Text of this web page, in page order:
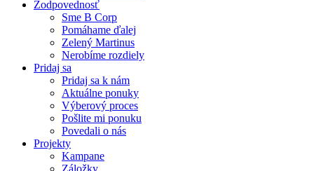
Zodpovednosť
Sme B Corp
Pomáhame ďalej
Zelený Martinus
Nerobíme rozdiely
Pridaj sa
Pridaj sa k nám
Aktuálne ponuky
Výberový proces
Pošlite mi ponuku
Povedali o nás
Projekty
Kampane
Záložky